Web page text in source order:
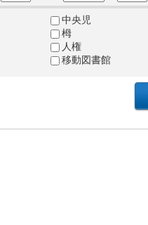
中央児
栂
人権
移動図書館